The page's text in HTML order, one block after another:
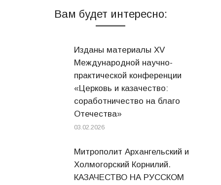
Вам будет интересно:
Изданы материалы XV
Международной научно-
практической конференции
«Церковь и казачество:
соработничество на благо
Отечества»
03.02.2026
Митрополит Архангельский и
Холмогорский Корнилий.
КАЗАЧЕСТВО НА РУССКОМ